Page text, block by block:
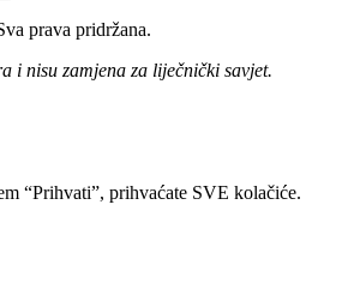
prava pridržana.
i nisu zamjena za liječnički savjet.
“Prihvati”, prihvaćate SVE kolačiće.